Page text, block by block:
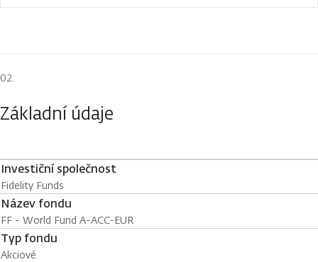
Základní údaje
Investiční společnost
Fidelity Funds
Název fondu
FF - World Fund A-ACC-EUR
Typ fondu
Akciové